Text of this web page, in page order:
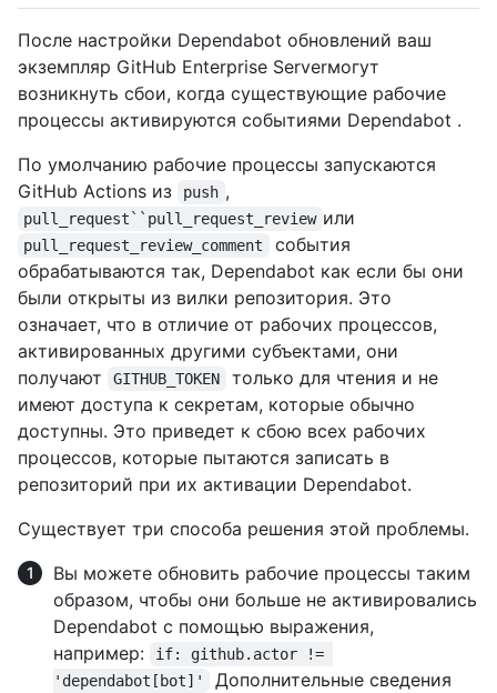
После настройки Dependabot обновлений ваш
экземпляр GitHub Enterprise Serverмогут
возникнуть сбои, когда существующие рабочие
процессы активируются событиями Dependabot .
По умолчанию рабочие процессы запускаются
GitHub Actions из
push ,
pull_request``pull_request_review или
pull_request_review_comment
события
обрабатываются так, Dependabot как если бы они
были открыты из вилки репозитория. Это
означает, что в отличие от рабочих процессов,
активированных другими субъектами, они
получают
GITHUB_TOKEN
только для чтения и не
имеют доступа к секретам, которые обычно
доступны. Это приведет к сбою всех рабочих
процессов, которые пытаются записать в
репозиторий при их активации Dependabot.
Существует три способа решения этой проблемы.
Вы можете обновить рабочие процессы таким
образом, чтобы они больше не активировались
Dependabot с помощью выражения,
например:
if: github.actor !=
'dependabot[bot]'
Дополнительные сведения